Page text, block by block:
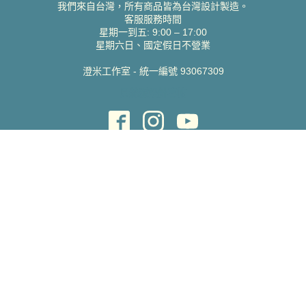
我們來自台灣，所有商品皆為台灣設計製造。
客服服務時間
星期一到五: 9:00 – 17:00
星期六日、國定假日不營業
澄米工作室 - 統一編號 93067309